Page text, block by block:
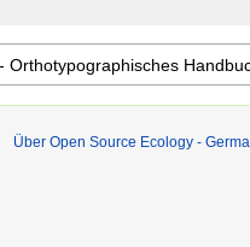
Über Open Source Ecology -